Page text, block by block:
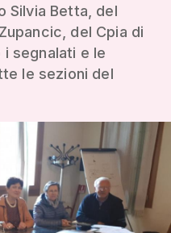
Silvia Betta, del
del Cpia di
segnalati e le
le sezioni del